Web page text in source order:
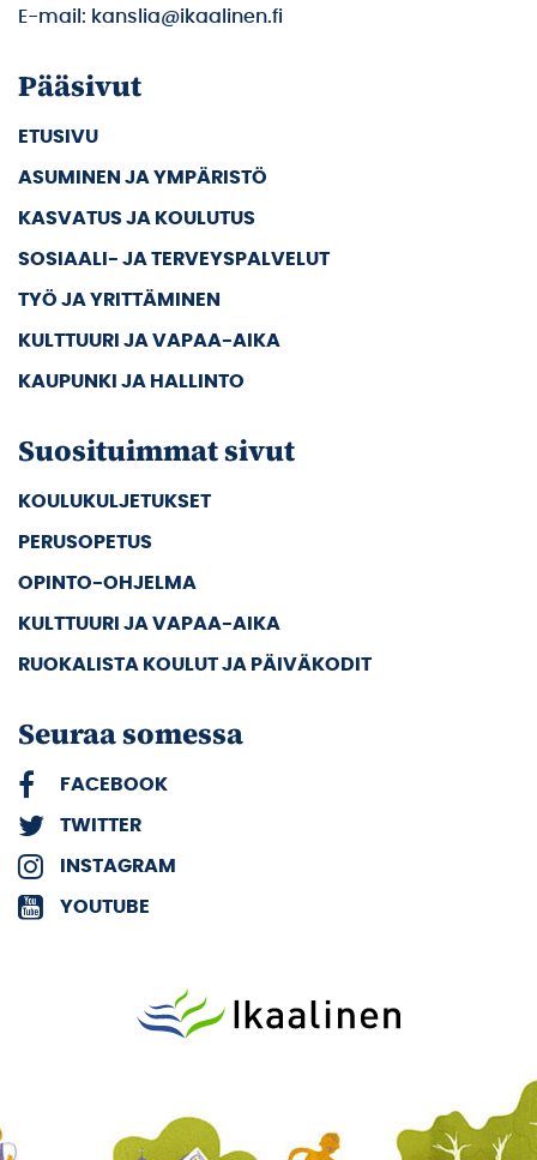
E-mail: kanslia@ikaalinen.fi
Pääsivut
ETUSIVU
ASUMINEN JA YMPÄRISTÖ
KASVATUS JA KOULUTUS
SOSIAALI- JA TERVEYSPALVELUT
TYÖ JA YRITTÄMINEN
KULTTUURI JA VAPAA-AIKA
KAUPUNKI JA HALLINTO
Suosituimmat sivut
KOULUKULJETUKSET
PERUSOPETUS
OPINTO-OHJELMA
KULTTUURI JA VAPAA-AIKA
RUOKALISTA KOULUT JA PÄIVÄKODIT
Seuraa somessa
FACEBOOK
TWITTER
INSTAGRAM
YOUTUBE